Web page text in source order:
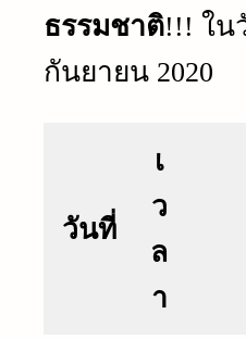
ธรรมชาติ!!! ใน
กันยายน 2020
วันที่
เ
ว
ล
า